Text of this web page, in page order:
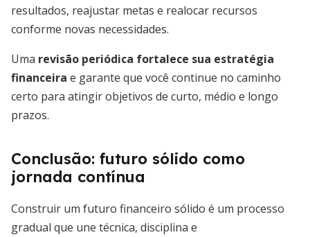
resultados, reajustar metas e realocar recursos
conforme novas necessidades.
Uma revisão periódica fortalece sua estratégia
financeira e garante que você continue no caminho
certo para atingir objetivos de curto, médio e longo
prazos.
Conclusão: futuro sólido como
jornada contínua
Construir um futuro financeiro sólido é um processo
gradual que une técnica, disciplina e